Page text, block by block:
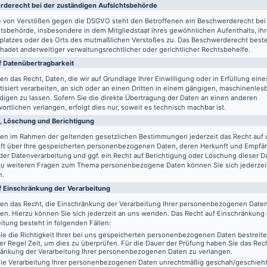
bei der zuständigen Aufsichts­behörde
von Verstößen gegen die DSGVO steht den Betroffenen ein Beschwerderecht
insbesondere in dem Mitgliedstaat ihres gewöhnlichen Aufenthalts,
oder des Orts des mutmaßlichen Verstoßes zu. Das Beschwerderecht
anderweitiger verwaltungsrechtlicher oder gerichtlicher Rechtsbehelfe.
Daten­übertrag­barkeit
das Recht, Daten, die wir auf Grundlage Ihrer Einwilligung oder in Erfüllung
verarbeiten, an sich oder an einen Dritten in einem gängigen,
zu lassen. Sofern Sie die direkte Übertragung der Daten an einen anderen
verlangen, erfolgt dies nur, soweit es technisch machbar ist.
Löschung und Berichtigung
im Rahmen der geltenden gesetzlichen Bestimmungen jederzeit das Recht
über Ihre gespeicherten personenbezogenen Daten, deren Herkunft und
Datenverarbeitung und ggf. ein Recht auf Berichtigung oder Löschung dieser
weiteren Fragen zum Thema personenbezogene Daten können Sie sich
Einschränkung der Verarbeitung
das Recht, die Einschränkung der Verarbeitung Ihrer personenbezogenen
Hierzu können Sie sich jederzeit an uns wenden. Das Recht auf Einschränkung
besteht in folgenden Fällen:
die Richtigkeit Ihrer bei uns gespeicherten personenbezogenen Daten
Regel Zeit, um dies zu überprüfen. Für die Dauer der Prüfung haben Sie das
der Verarbeitung Ihrer personenbezogenen Daten zu verlangen.
Verarbeitung Ihrer personenbezogenen Daten unrechtmäßig geschah/